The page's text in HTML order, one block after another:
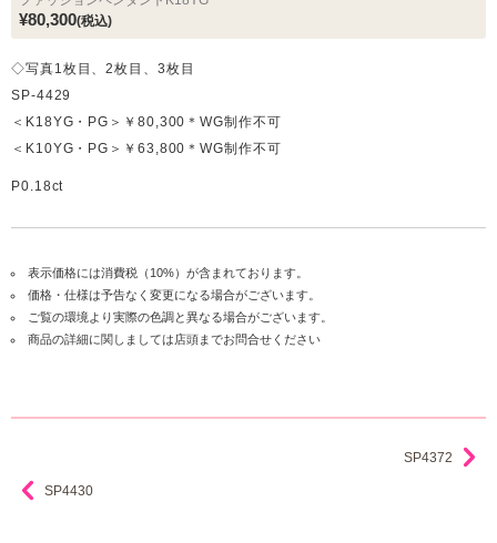
¥80,300(税込)
◇写真1枚目、2枚目、3枚目
SP-4429
＜K18YG・PG＞￥80,300＊WG制作不可
＜K10YG・PG＞￥63,800＊WG制作不可
P0.18ct
表示価格には消費税（10%）が含まれております。
価格・仕様は予告なく変更になる場合がございます。
ご覧の環境より実際の色調と異なる場合がございます。
商品の詳細に関しましては店頭までお問合せください
SP4372
SP4430